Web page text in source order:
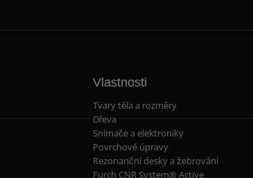
Vlastnosti
Tvary těla a rozměry
Dřeva
Snímače a elektroniky
Povrchové úpravy
Rezonanční desky a žebrování
Furch CNR System® Active